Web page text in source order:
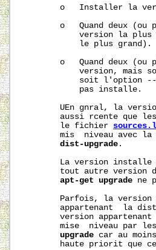
o   Installer la
o   Quand deux (ou
version la plus
           le plus grand).
o   Quand deux (ou
version, mais
soit l'option
           pas installe.
UEn gnral, la
aussi rcente que
       le fichier
mis  niveau avec
dist-upgrade .
La version
tout autre version
apt-get
upgrade ne
Parfois, la
appartenant  la
version
mise  niveau par
upgrade car au
haute priorit que